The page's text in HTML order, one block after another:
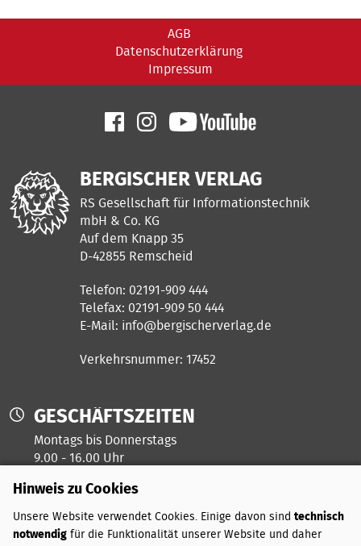
AGB
Datenschutzerklärung
Impressum
BERGISCHER VERLAG
RS Gesellschaft für Informationstechnik
mbH & Co. KG
Auf dem Knapp 35
D-42855 Remscheid
Telefon: 02191-909 444
Telefax: 02191-909 50 444
E-Mail: info@bergischerverlag.de
Verkehrsnummer: 17452
GESCHÄFTSZEITEN
Montags bis Donnerstags
9.00 - 16.00 Uhr
Freitags ist unser Kreativtag
Hinweis zu Cookies
Unsere Website verwendet Cookies. Einige davon sind technisch
notwendig für die Funktionalität unserer Website und daher